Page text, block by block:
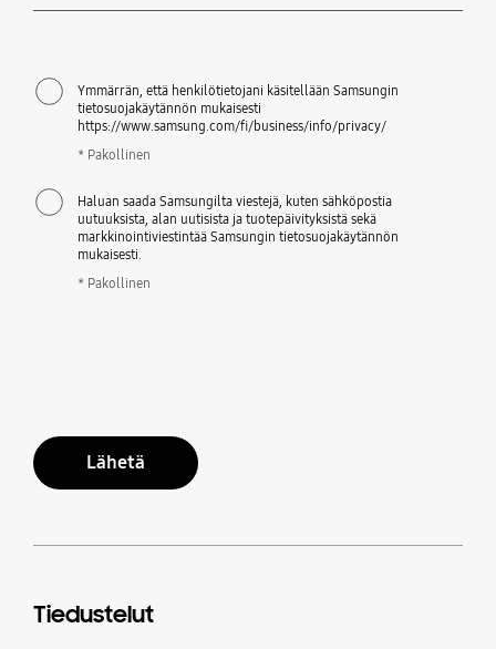
Ymmärrän, että henkilötietojani käsitellään Samsungin
tietosuojakäytännön mukaisesti
https://www.samsung.com/fi/business/info/privacy/
* Pakollinen
Haluan saada Samsungilta viestejä, kuten sähköpostia
uutuuksista, alan uutisista ja tuotepäivityksistä sekä
markkinointiviestintää Samsungin tietosuojakäytännön
mukaisesti.
* Pakollinen
Lähetä
Tiedustelut